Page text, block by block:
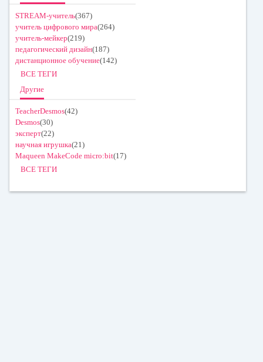
STREAM-учитель(367)
учитель цифрового мира(264)
учитель-мейкер(219)
педагогический дизайн(187)
дистанционное обучение(142)
ВСЕ ТЕГИ
Другие
TeacherDesmos(42)
Desmos(30)
эксперт(22)
научная игрушка(21)
Maqueen MakeCode micro:bit(17)
ВСЕ ТЕГИ